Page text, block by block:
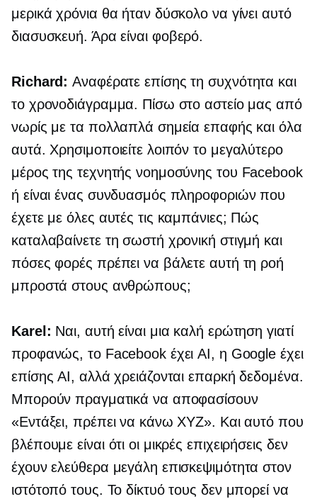
μερικά χρόνια θα ήταν δύσκολο να γίνει αυτό
διασυσκευή. Άρα είναι φοβερό.
Richard: Αναφέρατε επίσης τη συχνότητα και
το χρονοδιάγραμμα. Πίσω στο αστείο μας από
νωρίς με τα πολλαπλά σημεία επαφής και όλα
αυτά. Χρησιμοποιείτε λοιπόν το μεγαλύτερο
μέρος της τεχνητής νοημοσύνης του Facebook
ή είναι ένας συνδυασμός πληροφοριών που
έχετε με όλες αυτές τις καμπάνιες; Πώς
καταλαβαίνετε τη σωστή χρονική στιγμή και
πόσες φορές πρέπει να βάλετε αυτή τη ροή
μπροστά στους ανθρώπους;
Karel: Ναι, αυτή είναι μια καλή ερώτηση γιατί
προφανώς, το Facebook έχει AI, η Google έχει
επίσης AI, αλλά χρειάζονται επαρκή δεδομένα.
Μπορούν πραγματικά να αποφασίσουν
«Εντάξει, πρέπει να κάνω XYZ». Και αυτό που
βλέπουμε είναι ότι οι μικρές επιχειρήσεις δεν
έχουν ελεύθερα μεγάλη επισκεψιμότητα στον
ιστότοπό τους. Το δίκτυό τους δεν μπορεί να